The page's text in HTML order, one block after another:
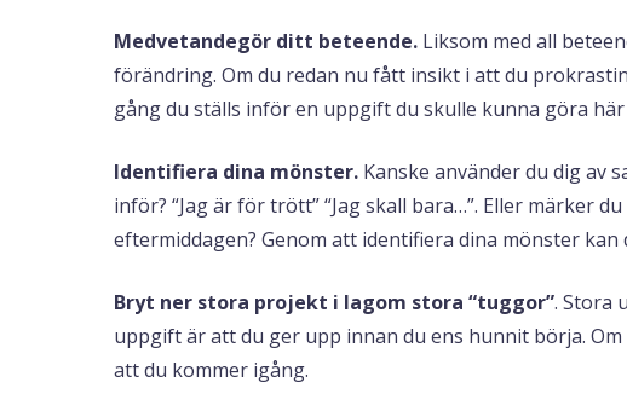
Medvetandegör ditt beteende. Liksom med all
förändring. Om du redan nu fått insikt i att du
gång du ställs inför en uppgift du skulle kunna göra här
Identifiera dina mönster. Kanske använder du dig av
inför? “Jag är för trött” “Jag skall bara…”. Eller märker
eftermiddagen? Genom att identifiera dina mönster
Bryt ner stora projekt i lagom stora “tuggor”. Stora
uppgift är att du ger upp innan du ens hunnit börja.
att du kommer igång.